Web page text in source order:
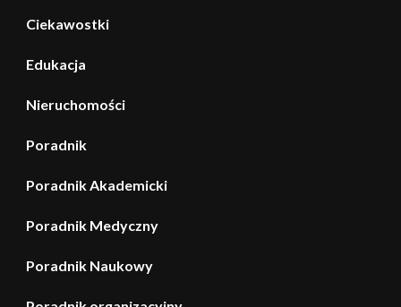
Ciekawostki
Edukacja
Nieruchomości
Poradnik
Poradnik Akademicki
Poradnik Medyczny
Poradnik Naukowy